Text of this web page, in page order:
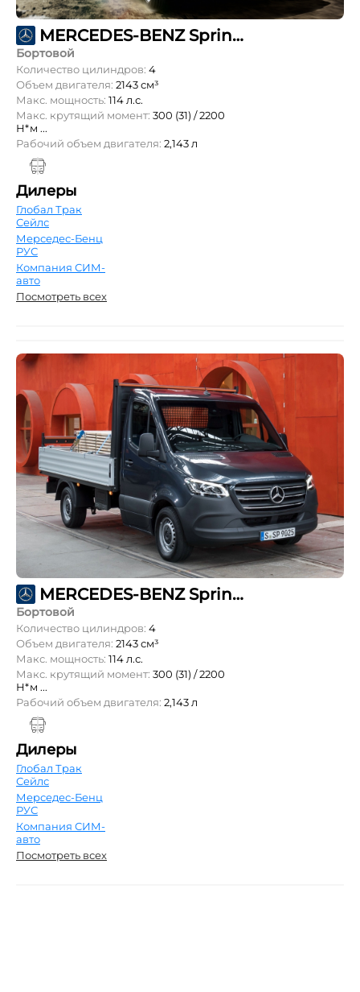
MERCEDES-BENZ Sprinter 211 CDI L2 OneCab 3т
Бортовой
Количество цилиндров: 4
Объем двигателя: 2143 см³
Макс. мощность: 114 л.с.
Макс. крутящий момент: 300 (31) / 2200
Н*м ...
Рабочий объем двигателя: 2,143 л
Дилеры
Глобал Трак
Сейлс
Мерседес-Бенц
РУС
Компания СИМ-
авто
Посмотреть всех
MERCEDES-BENZ Sprinter 211 CDI L2 OneCab 3,5т
Бортовой
Количество цилиндров: 4
Объем двигателя: 2143 см³
Макс. мощность: 114 л.с.
Макс. крутящий момент: 300 (31) / 2200
Н*м ...
Рабочий объем двигателя: 2,143 л
Дилеры
Глобал Трак
Сейлс
Мерседес-Бенц
РУС
Компания СИМ-
авто
Посмотреть всех